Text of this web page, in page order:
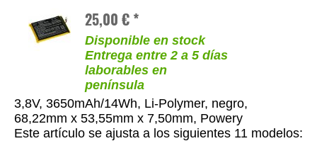
25,00 € *
Disponible en stock
Entrega entre 2 a 5 días
laborables en
península
3,8V, 3650mAh/14Wh, Li-Polymer, negro,
68,22mm x 53,55mm x 7,50mm, Powery
Este artículo se ajusta a los siguientes 11 modelos: